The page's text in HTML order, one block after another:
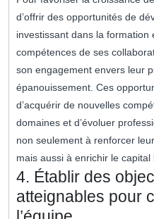
d’offrir des opportunités de
investissant dans la
compétences de ses
son engagement envers leur
épanouissement. Ces
d’acquérir de nouvelles
domaines et d’évoluer
non seulement à renforcer
mais aussi à enrichir le capital
4. Établir des
atteignables pour